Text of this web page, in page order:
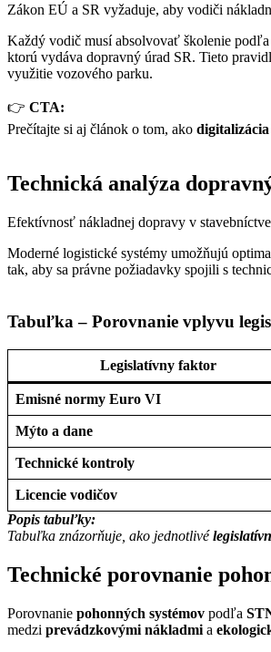
Zákon EÚ a SR vyžaduje, aby vodiči
Každý vodič musí absolvovať školenie
ktorú vydáva dopravný úrad SR. Tieto
využitie vozového parku.
👉 CTA:
Prečítajte si aj článok o tom, ako
Technická analýza
Efektívnosť nákladnej dopravy v
Moderné logistické systémy umožňujú
tak, aby sa právne požiadavky spojili s
Tabuľka – Porovnanie vplyvu
Legislatívny faktor
Emisné normy Euro VI
Mýto a dane
Technické kontroly
Licencie vodičov
Popis tabuľky:
Tabuľka znázorňuje, ako jednotlivé
Technické porovnanie
Porovnanie pohonných systémov podľa
medzi prevádzkovými nákladmi a